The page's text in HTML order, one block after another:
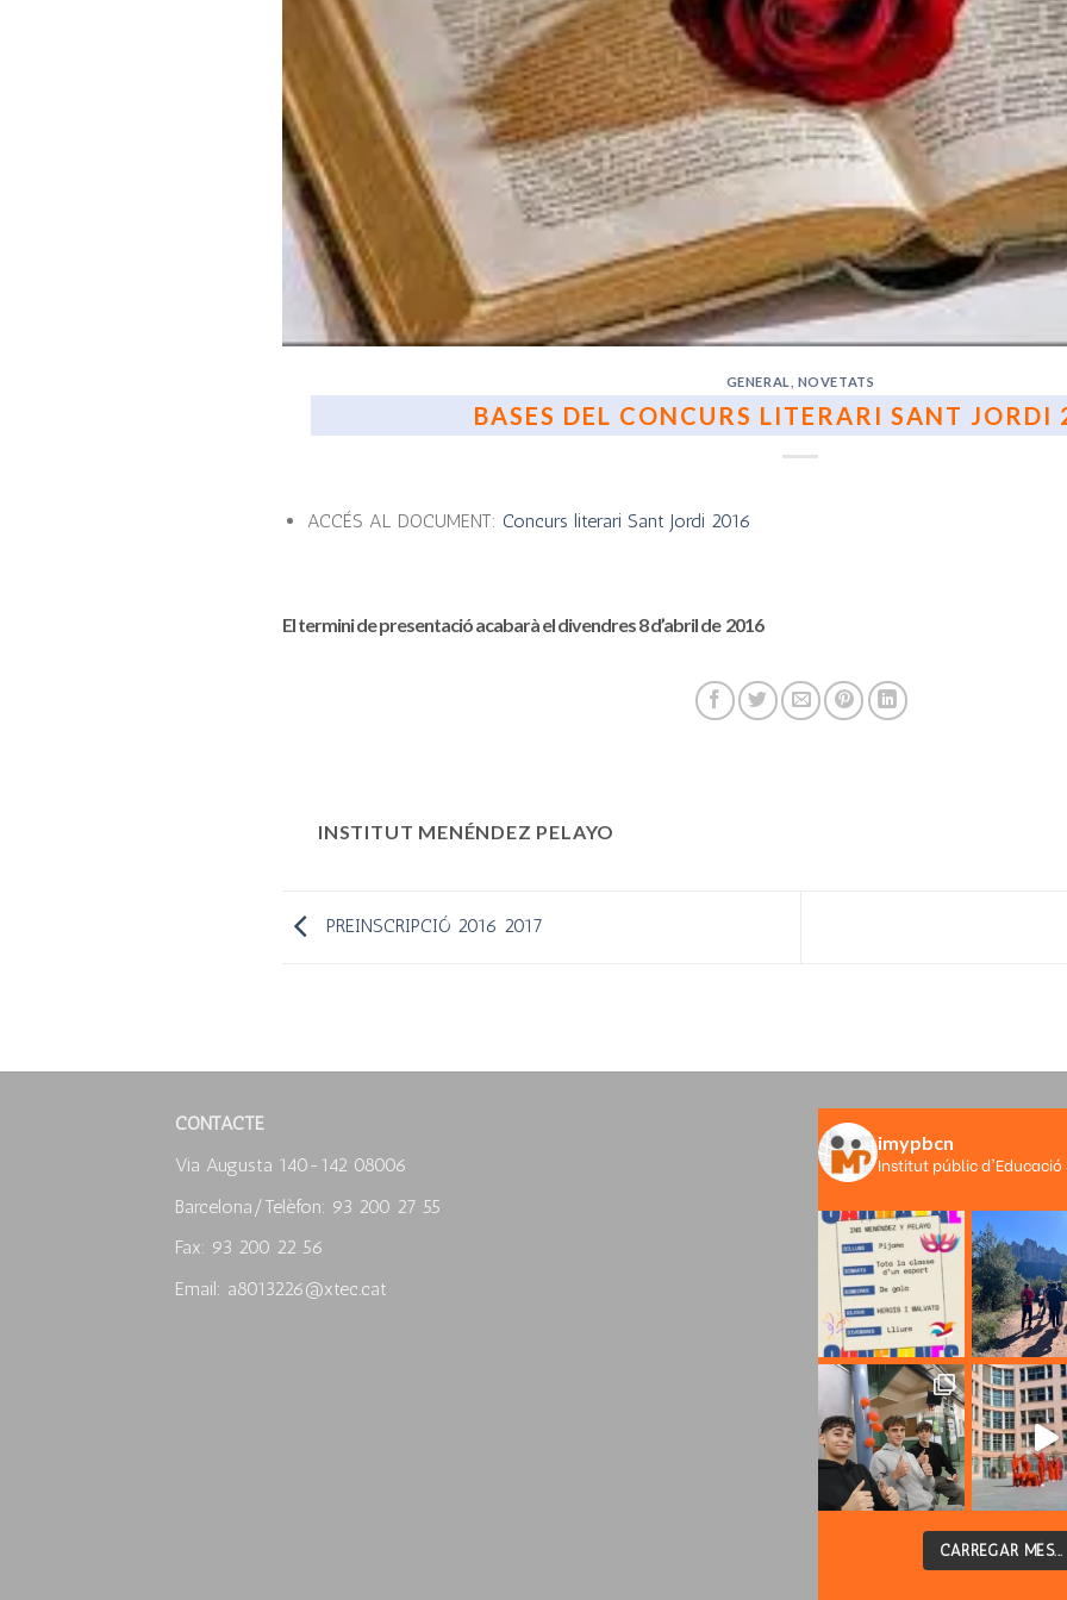
GENERAL NOVETATS
BASES DEL CONCURS LITERARI SANT JORDI
ACCÉS AL DOCUMENT: Concurs literari Sant Jordi 2016
El termini de presentació acabarà el divendres 8 d’abril de 2016
INSTITUT MENÉNDEZ PELAYO
PREINSCRIPCIÓ 2016 2017
CONTACTE
Via Augusta 140-142 08006
Barcelona/Telèfon: 93 200 27 55
Fax: 93 200 22 56
Email: a8013226@xtec.cat
imypbcn
Institut públic
CARREGAR MÉS...